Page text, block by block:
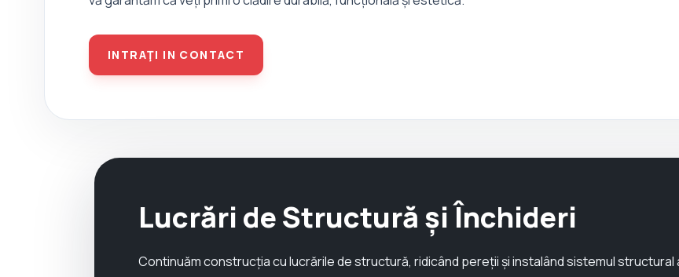
INTRAŢI IN CONTACT
Lucrări de Structură și Închideri
Continuăm construcția cu lucrările de structură, ridicând pereții și instalând sistemul